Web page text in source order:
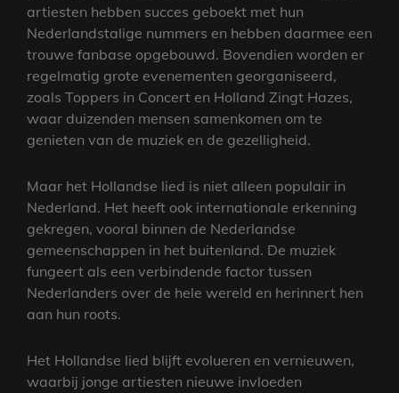
artiesten hebben succes geboekt met hun
Nederlandstalige nummers en hebben daarmee een
trouwe fanbase opgebouwd. Bovendien worden er
regelmatig grote evenementen georganiseerd,
zoals Toppers in Concert en Holland Zingt Hazes,
waar duizenden mensen samenkomen om te
genieten van de muziek en de gezelligheid.
Maar het Hollandse lied is niet alleen populair in
Nederland. Het heeft ook internationale erkenning
gekregen, vooral binnen de Nederlandse
gemeenschappen in het buitenland. De muziek
fungeert als een verbindende factor tussen
Nederlanders over de hele wereld en herinnert hen
aan hun roots.
Het Hollandse lied blijft evolueren en vernieuwen,
waarbij jonge artiesten nieuwe invloeden